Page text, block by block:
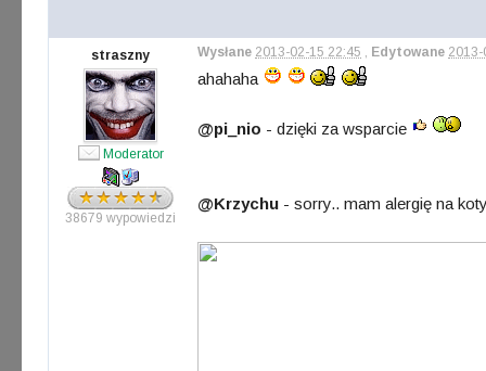
straszny
Moderator
38679 wypowiedzi
Wysłane 2013-02-15 22:45 , Edytowane
ahahaha
@pi_nio - dzięki za wsparcie
@Krzychu - sorry.. mam alergię na